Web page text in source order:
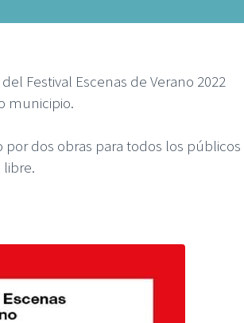
Festival Escenas de Verano 2022
municipio.
dos obras para todos los públicos
libre.